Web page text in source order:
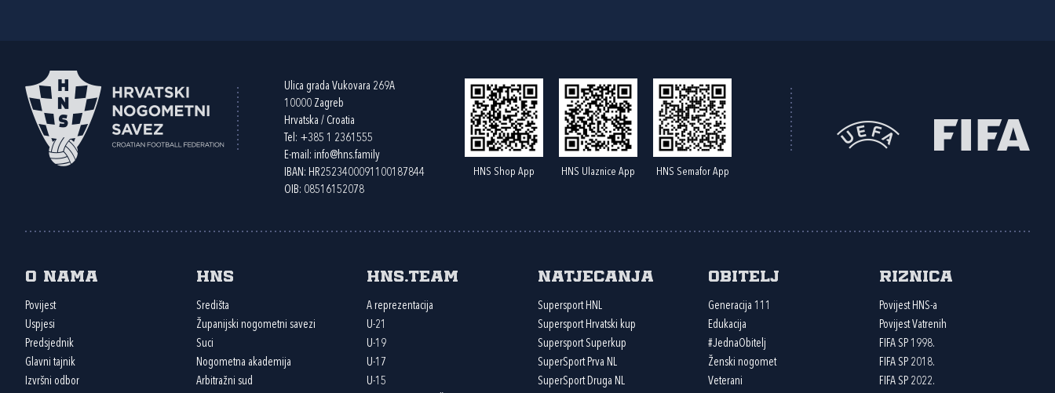
Ulica grada Vukovara 269A
10000 Zagreb
Hrvatska / Croatia
Tel: +385 1 2361555
E-mail: info@hns.family
IBAN: HR2523400091100187844
OIB: 08516152078
HNS Shop App HNS Ulaznice App HNS Semafor App
O nama
Povijest
Uspjesi
Predsjednik
Glavni tajnik
Izvršni odbor
HNS
Središta
Županijski nogometni savezi
Suci
Nogometna akademija
Arbitražni sud
HNS.team
A reprezentacija
U-21
U-19
U-17
U-15
Natjecanja
Supersport HNL
Supersport Hrvatski kup
Supersport Superkup
SuperSport Prva NL
SuperSport Druga NL
Obitelj
Generacija 111
Edukacija
#JednaObitelj
Ženski nogomet
Veterani
Riznica
Povijest HNS-a
Povijest Vatrenih
FIFA SP 1998.
FIFA SP 2018.
FIFA SP 2022.